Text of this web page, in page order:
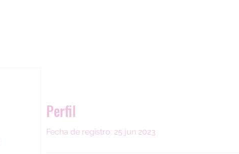
Perfil
Fecha de registro: 25 jun 2023